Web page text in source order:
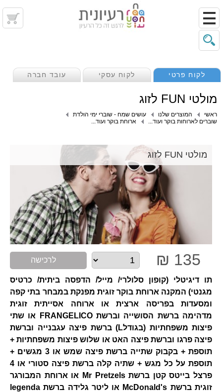
לקוח פרטי לקוח עסקי עובד חברה
מולטי FUN לזוג
ראשי המוצרים שלנו
עושים שמח - שוברי ימי הולדת
שוברים לארוחות בוקר ועוד...
ארוחת בוקר ועוד...
מולטי FUN לזוג
135 ₪ לרכישה
תו דיגיטלי (קופון סלולרי/ מייל/ הדפסה ביתית/ כרטיס
מגנטי) המקנה ארוחת בוקר זוגית מפנקת במבחר בתי קפה
ומסעדות בפריסה ארצית או ארוחה אסייתית זוגית
מדהימה ברשת הסושייה וברשת FRANGELICO או שתי
פיצות משפחתיות (בגודלL) ברשת פיצה עגבנייה וברשת
פיצה פרגו וברשת פיצה האט או שלוש פיצות משפחתיות +
תוספת + בקבוק שתייה ברשת פיצה שמש או 3 מגשים +
תוספת על כל מגש + שתיה קלה ברשת פיצה סטורי או 4
פרצל בייטס קטן ברשת Mr Pretzels או ארוחת המבורגר
זוגית ברשת McDonald's או ליטר גלידה ברשת legenda